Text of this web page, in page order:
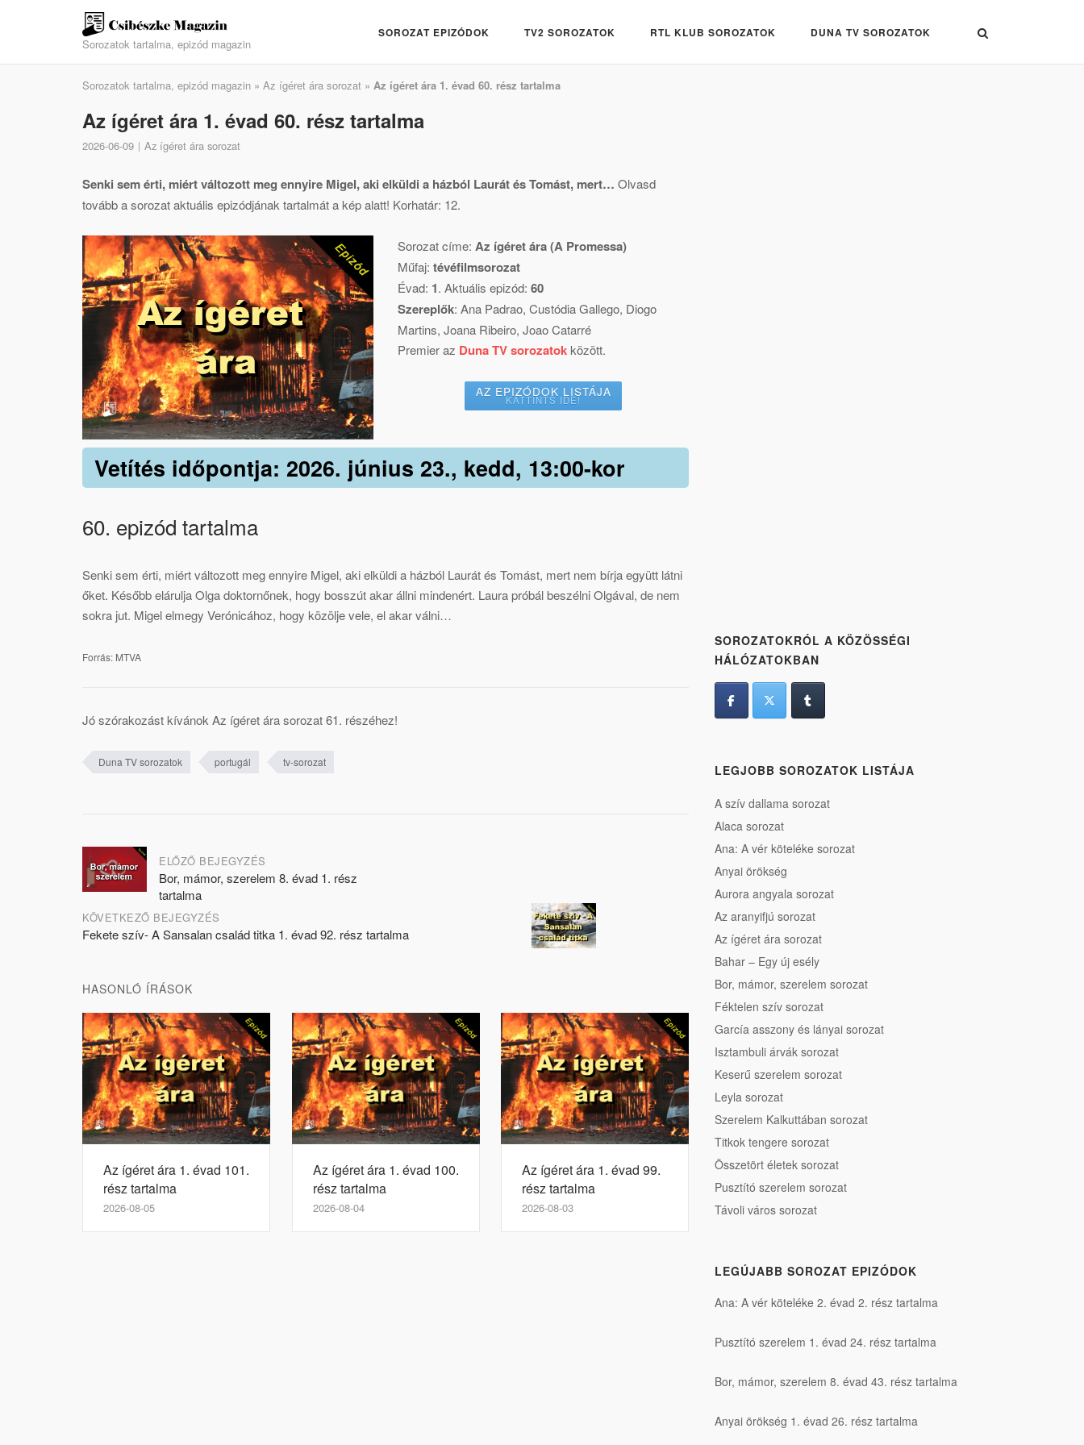
Sorozatok tartalma, epizód magazin
SOROZAT EPIZÓDOK TV2 SOROZATOK RTL KLUB SOROZATOK DUNA TV SOROZATOK
Sorozatok tartalma, epizód magazin » Az ígéret ára sorozat » Az ígéret ára 1. évad 60. rész tartalma
Az ígéret ára 1. évad 60. rész tartalma
2026-06-09 Az ígéret ára sorozat
Senki sem érti, miért változott meg ennyire Migel, aki elküldi a házból Laurát és Tomást, mert… Olvasd
tovább a sorozat aktuális epizódjának tartalmát a kép alatt! Korhatár: 12.
Sorozat címe: Az ígéret ára (A Promessa)
Műfaj:tévéfilmsorozat
Évad: 1. Aktuális epizód:60
Szereplők:Ana Padrao,Custódia Gallego, Diogo
Martins,Joana Ribeiro,Joao Catarré
Premier az Duna TV sorozatok között.
AZ EPIZÓDOK LISTÁJA
KATTINTS IDE!
Vetítés időpontja: 2026. június 23., kedd, 13:00-kor
60. epizód tartalma
Senki sem érti, miért változott meg ennyire Migel, aki elküldi a házból Laurát és Tomást, mert nem bírja együtt látni
őket. Később elárulja Olga doktornőnek, hogy bosszút akar állni mindenért. Laura próbál beszélni Olgával, de nem
sokra jut. Migel elmegy Verónicához, hogy közölje vele, el akar válni…
Forrás: MTVA
Jó szórakozást kívánok Az ígéret ára sorozat 61. részéhez!
Duna TV sorozatok portugál tv-sorozat
Post
navigation
ELŐZŐ BEJEGYZÉS
Bor, mámor, szerelem 8. évad 1. rész
tartalma
KÖVETKEZŐ BEJEGYZÉS
Fekete szív- A Sansalan család titka 1. évad 92. rész tartalma
HASONLÓ ÍRÁSOK
Az ígéret ára 1. évad 101.
rész tartalma
2026-08-05
Az ígéret ára 1. évad 100.
rész tartalma
2026-08-04
Az ígéret ára 1. évad 99.
rész tartalma
2026-08-03
SOROZATOKRÓL A KÖZÖSSÉGI
HÁLÓZATOKBAN
LEGJOBB SOROZATOK LISTÁJA
A szív dallama sorozat
Alaca sorozat
Ana: A vér köteléke sorozat
Anyai örökség
Aurora angyala sorozat
Az aranyifjú sorozat
Az ígéret ára sorozat
Bahar – Egy új esély
Bor, mámor, szerelem sorozat
Féktelen szív sorozat
García asszony és lányai sorozat
Isztambuli árvák sorozat
Keserű szerelem sorozat
Leyla sorozat
Szerelem Kalkuttában sorozat
Titkok tengere sorozat
Összetört életek sorozat
Pusztító szerelem sorozat
Távoli város sorozat
LEGÚJABB SOROZAT EPIZÓDOK
Ana: A vér köteléke 2. évad 2. rész tartalma
Pusztító szerelem 1. évad 24. rész tartalma
Bor, mámor, szerelem 8. évad 43. rész tartalma
Anyai örökség 1. évad 26. rész tartalma